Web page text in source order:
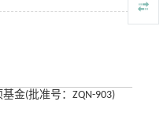
金(批准号：ZQN-903)